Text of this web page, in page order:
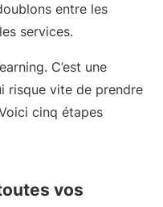
entre les
services.
C’est une
risque vite de prendre
cinq étapes
vos